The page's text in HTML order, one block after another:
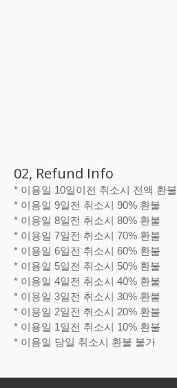
02, Refund Info
* 이용일 10일이전 취소시 전액 환불
* 이용일 9일전 취소시 90% 환불
* 이용일 8일전 취소시 80% 환불
* 이용일 7일전 취소시 70% 환불
* 이용일 6일전 취소시 60% 환불
* 이용일 5일전 취소시 50% 환불
* 이용일 4일전 취소시 40% 환불
* 이용일 3일전 취소시 30% 환불
* 이용일 2일전 취소시 20% 환불
* 이용일 1일전 취소시 10% 환불
* 이용일 당일 취소시 환불 불가